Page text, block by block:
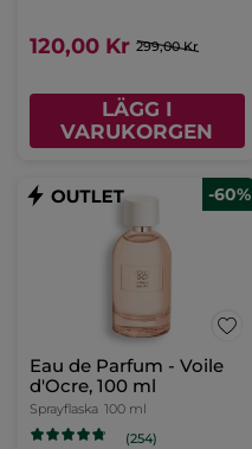
120,00 Kr 299,00 Kr
LÄGG I
VARUKORGEN
-60%
Eau de Parfum - Voile
d'Ocre, 100 ml
Sprayflaska 100 ml
(254)